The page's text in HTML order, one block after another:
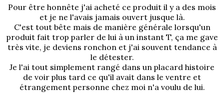
Pour être honnête j'ai acheté ce produit il y a des mois
et je ne l'avais jamais ouvert jusque là.
C'est tout bête mais de manière générale lorsqu'un
produit fait trop parler de lui à un instant T, ça me gave
très vite, je deviens ronchon et j'ai souvent tendance à
le détester.
Je l'ai tout simplement rangé dans un placard histoire
de voir plus tard ce qu'il avait dans le ventre et
étrangement personne chez moi n'a voulu de lui.